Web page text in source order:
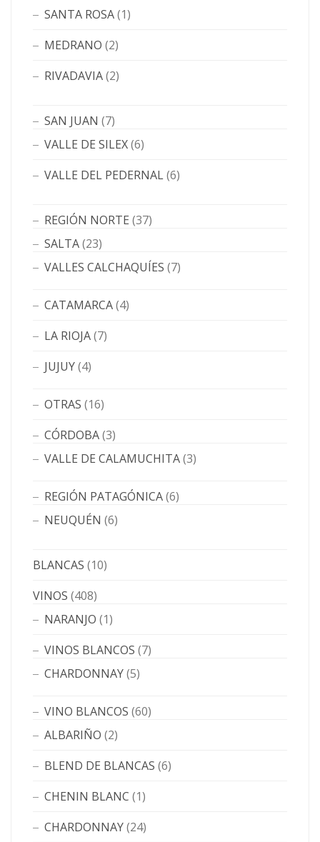
SANTA ROSA(1)
MEDRANO (2)
RIVADAVIA(2)
SAN JUAN (7)
VALLE DE SILEX(6)
VALLE DEL PEDERNAL(6)
REGIÓN NORTE (37)
SALTA(23)
VALLES CALCHAQUÍES (7)
CATAMARCA(4)
LA RIOJA(7)
JUJUY(4)
OTRAS (16)
CÓRDOBA(3)
VALLE DE CALAMUCHITA(3)
REGIÓN PATAGÓNICA(6)
NEUQUÉN (6)
BLANCAS (10)
VINOS (408)
NARANJO (1)
VINOS BLANCOS (7)
CHARDONNAY(5)
VINO BLANCOS (60)
ALBARIÑO (2)
BLEND DE BLANCAS (6)
CHENIN BLANC (1)
CHARDONNAY(24)